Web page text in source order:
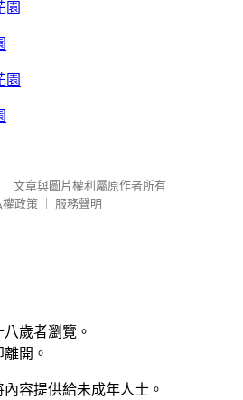
文章與圖片權利屬原作者所有
權政策
服務聲明
歲者瀏覽。
開。
容提供給未成年人士。